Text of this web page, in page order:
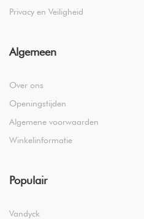
Privacy en Veiligheid
Algemeen
Over ons
Openingstijden
Algemene voorwaarden
Winkelinformatie
Populair
Vandyck